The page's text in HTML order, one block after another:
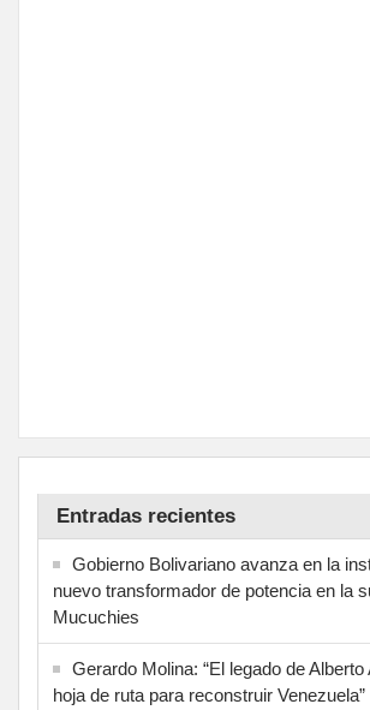
Entradas recientes
Gobierno Bolivariano avanza en la
nuevo transformador de potencia en la
Mucuchies
Gerardo Molina: “El legado de
hoja de ruta para reconstruir Venezuela”